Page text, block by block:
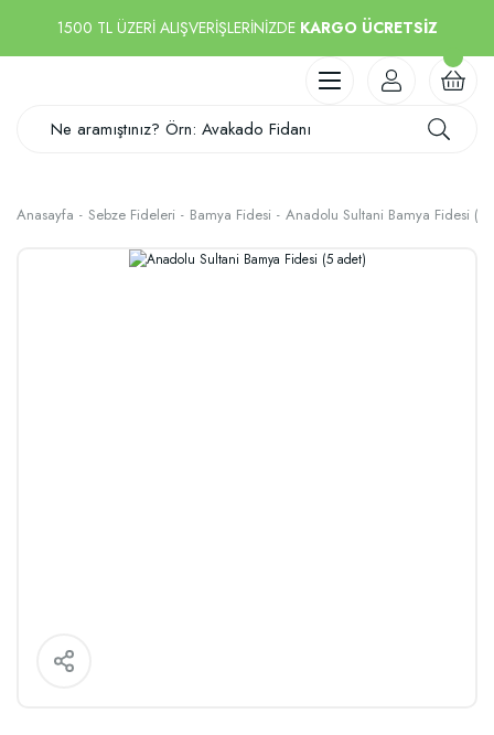
1500 TL ÜZERİ ALIŞVERİŞLERİNİZDE KARGO ÜCRETSİZ
Anasayfa Sebze Fideleri Bamya Fidesi Anadolu Sultani Bamya Fidesi (5